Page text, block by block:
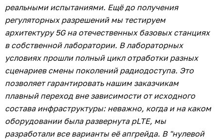
реальными испытаниями. Ещё до получения
регуляторных разрешений мы тестируем
архитектуру 5G на отечественных базовых станциях
в собственной лаборатории. В лабораторных
условиях прошли полный цикл отработки разных
сценариев смены поколений радиодоступа. Это
позволяет гарантировать нашим заказчикам
плавный переход вне зависимости от исходного
состава инфраструктуры: неважно, когда и на каком
оборудовании была развернута pLTE, мы
разработали все варианты её апгрейда. В "нулевой